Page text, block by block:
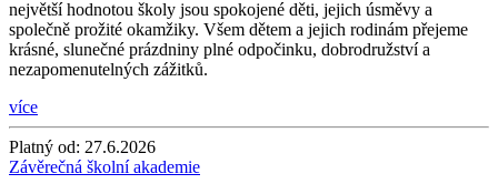
největší hodnotou školy jsou spokojené děti, jejich úsměvy a
společně prožité okamžiky. Všem dětem a jejich rodinám přejeme
krásné, slunečné prázdniny plné odpočinku, dobrodružství a
nezapomenutelných zážitků.
více
Platný od: 27.6.2026
Závěrečná školní akademie